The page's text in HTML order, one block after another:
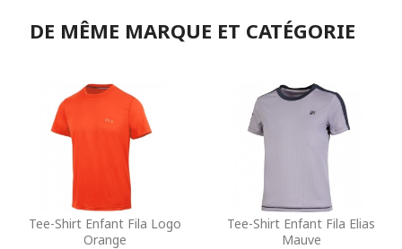
DE MÊME MARQUE ET CATÉGORIE
Tee-Shirt Enfant Fila Logo
Orange
Tee-Shirt Enfant Fila Elias
Mauve